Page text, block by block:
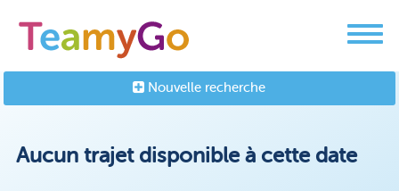
Nouvelle recherche
Aucun trajet disponible à cette date